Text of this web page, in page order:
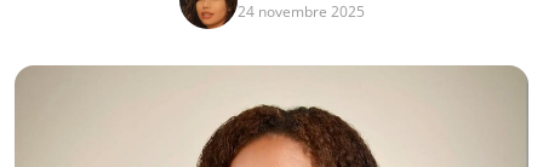
24 novembre 2025